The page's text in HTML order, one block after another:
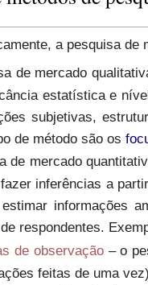
a pesquisa
de mercado
estatística e
subjetivas,
de método são os
de mercado
inferências a
estimar informações
respondentes.
de observação – o
feitas de uma